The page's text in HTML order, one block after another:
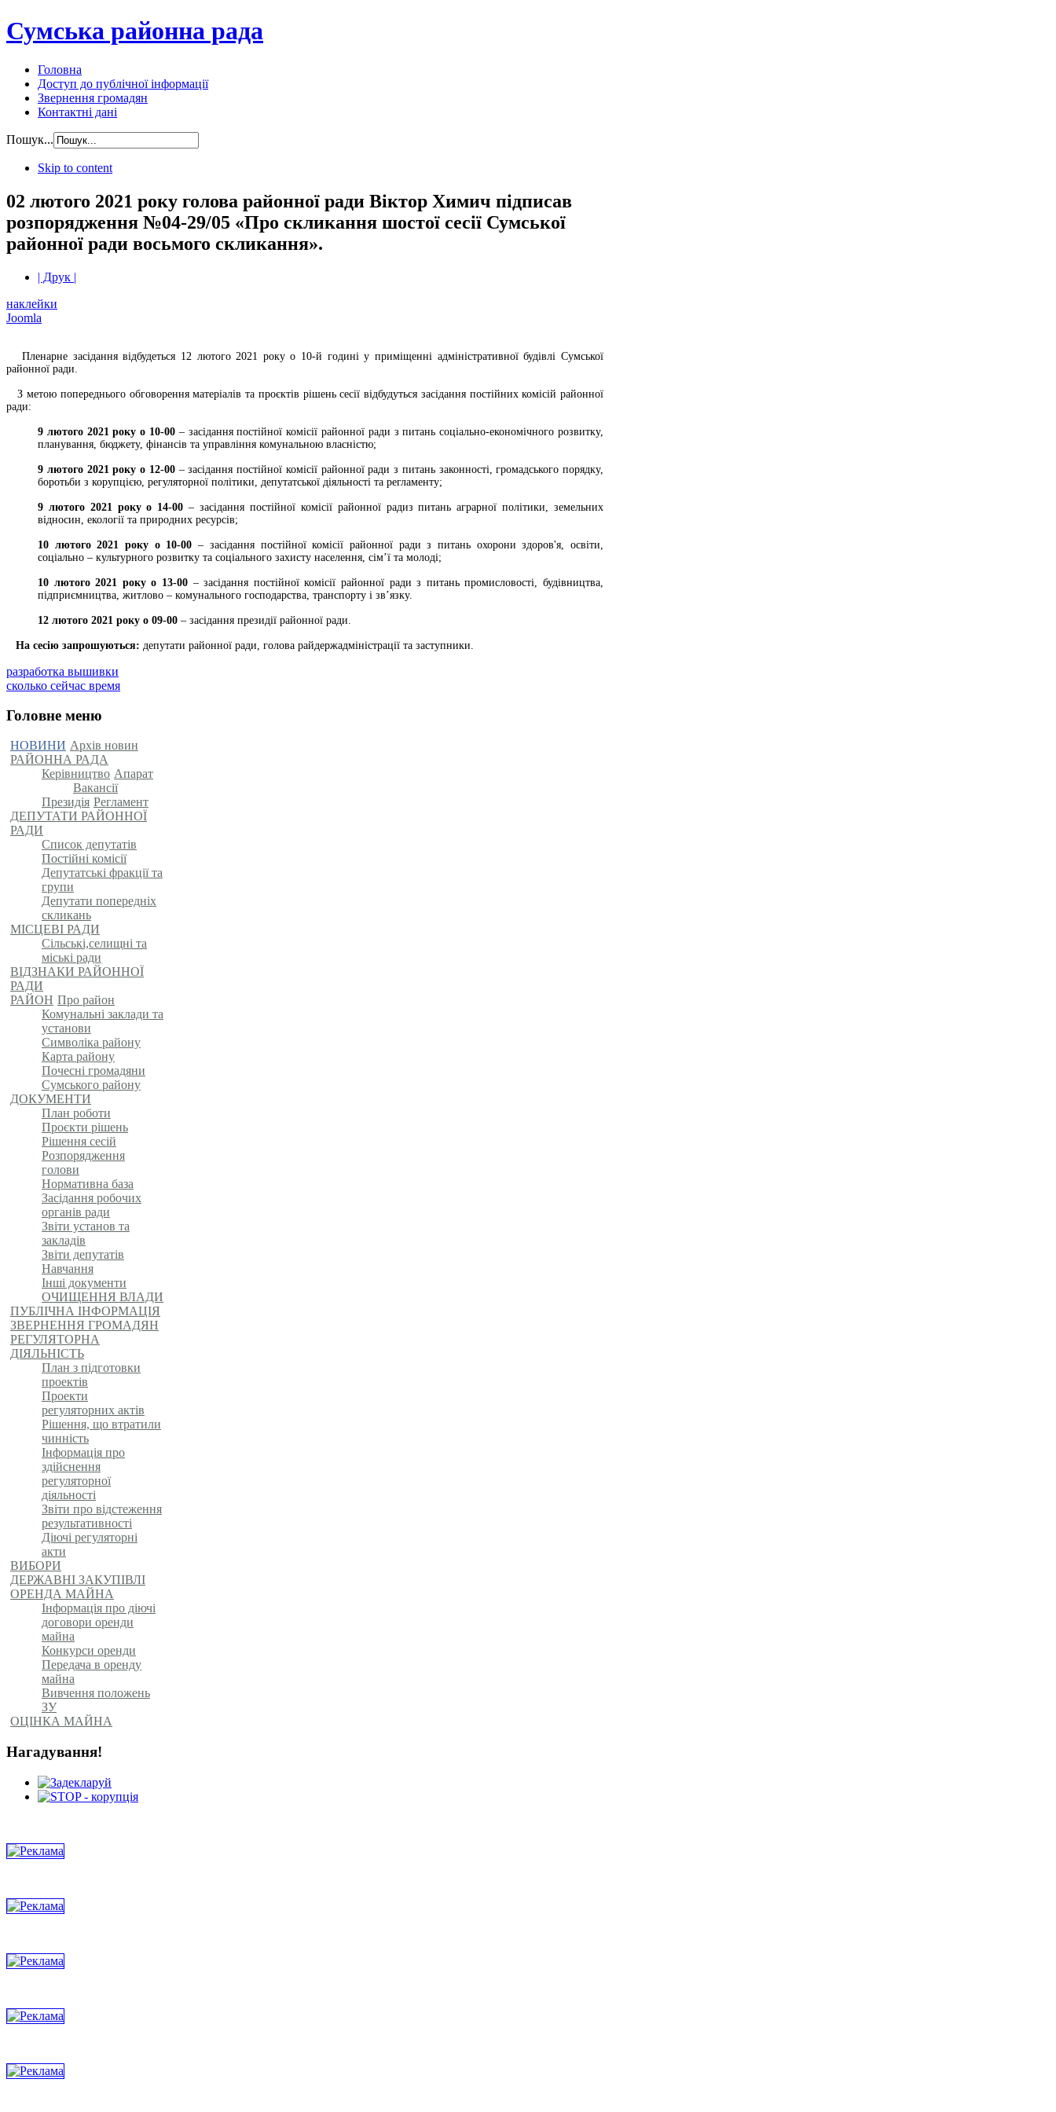
Сумська районна рада
Головна
Доступ до публічної інформації
Звернення громадян
Контактні дані
Пошук...
Skip to content
02 лютого 2021 року голова районної ради Віктор Химич підписав
розпорядження №04-29/05 «Про скликання шостої сесії Сумської
районної ради восьмого скликання».
| Друк |
наклейки
Joomla
Пленарне засідання відбудеться 12 лютого 2021 року о 10-й годині у приміщенні адміністративної будівлі Сумської
районної ради.
З метою попереднього обговорення матеріалів та проєктів рішень сесії відбудуться засідання постійних комісій районної
ради:
9 лютого 2021 року о 10-00 – засідання постійної комісії районної ради з питань соціально-економічного розвитку,
планування, бюджету, фінансів та управління комунальною власністю;
9 лютого 2021 року о 12-00– засідання постійної комісії районної ради з питань законності, громадського порядку,
боротьби з корупцією, регуляторної політики, депутатської діяльності та регламенту;
9 лютого 2021 року о 14-00 – засідання постійної комісії районної радиз питань аграрної політики, земельних
відносин, екології та природних ресурсів;
10 лютого 2021 року о 10-00 – засідання постійної комісії районної ради з питань охорони здоров'я, освіти,
соціально – культурного розвитку та соціального захисту населення, сім’ї та молоді;
10 лютого 2021 року о 13-00 – засідання постійної комісії районної ради з питань промисловості, будівництва,
підприємництва, житлово – комунального господарства, транспорту і зв’язку.
12 лютого 2021 року о 09-00 – засідання президії районної ради.
На сесію запрошуються: депутати районної ради, голова райдержадміністрації та заступники.
разработка вышивки
сколько сейчас время
Головне меню
НОВИНИ Архів новин
РАЙОННА РАДА
Керівництво Апарат
Вакансії
Президія Регламент
ДЕПУТАТИ РАЙОННОЇ
РАДИ
Список депутатів
Постійні комісії
Депутатські фракції та
групи
Депутати попередніх
скликань
МІСЦЕВІ РАДИ
Сільські,селищні та
міські ради
ВІДЗНАКИ РАЙОННОЇ
РАДИ
РАЙОН Про район
Комунальні заклади та
установи
Символіка району
Карта району
Почесні громадяни
Сумського району
ДОКУМЕНТИ
План роботи
Проєкти рішень
Рішення сесій
Розпорядження
голови
Нормативна база
Засідання робочих
органів ради
Звіти установ та
закладів
Звіти депутатів
Навчання
Інші документи
ОЧИЩЕННЯ ВЛАДИ
ПУБЛІЧНА ІНФОРМАЦІЯ
ЗВЕРНЕННЯ ГРОМАДЯН
РЕГУЛЯТОРНА
ДІЯЛЬНІСТЬ
План з підготовки
проектів
Проекти
регуляторних актів
Рішення, що втратили
чинність
Інформація про
здійснення
регуляторної
діяльності
Звіти про відстеження
результативності
Діючі регуляторні
акти
ВИБОРИ
ДЕРЖАВНІ ЗАКУПІВЛІ
ОРЕНДА МАЙНА
Інформація про діючі
договори оренди
майна
Конкурси оренди
Передача в оренду
майна
Вивчення положень
ЗУ
ОЦІНКА МАЙНА
Нагадування!